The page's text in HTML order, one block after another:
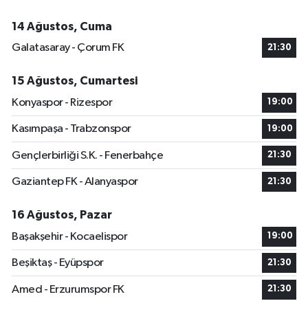
14 Ağustos, Cuma
Galatasaray - Çorum FK
21:30
15 Ağustos, Cumartesi
Konyaspor - Rizespor
19:00
Kasımpaşa - Trabzonspor 19:00
Gençlerbirliği S.K. - Fenerbahçe 21:30
Gaziantep FK - Alanyaspor 21:30
16 Ağustos, Pazar
Başakşehir - Kocaelispor
19:00
Beşiktaş - Eyüpspor 21:30
Amed - Erzurumspor FK 21:30